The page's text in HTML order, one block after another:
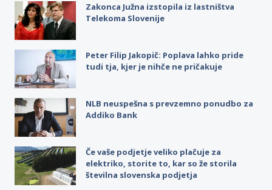
Zakonca Južna izstopila iz lastništva
Telekoma Slovenije
Peter Filip Jakopič: Poplava lahko pride
tudi tja, kjer je nihče ne pričakuje
NLB neuspešna s prevzemno ponudbo za
Addiko Bank
Če vaše podjetje veliko plačuje za
elektriko, storite to, kar so že storila
številna slovenska podjetja